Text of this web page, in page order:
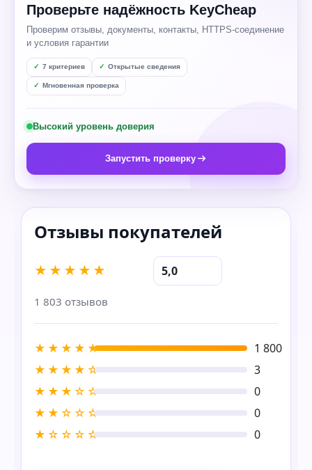
Проверьте надёжность KeyCheap
Проверим отзывы, документы, контакты, HTTPS-соединение
и условия гарантии
7 критериев Открытые сведения
Мгновенная проверка
Высокий уровень доверия
Запустить проверку
★★★★★ 5,0
1 803 отзывов
★★★★★
1 800
★★★★☆
3
★★★☆☆
0
★★☆☆☆
0
★☆☆☆☆
0